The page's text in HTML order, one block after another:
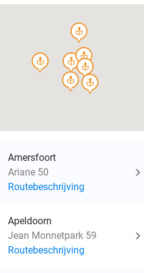
course
course
course
course
course
course
course
Amersfoort
Ariane 50
Routebeschrijving
Apeldoorn
Jean Monnetpark 59
Routebeschrijving